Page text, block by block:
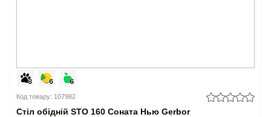
Код товару: 107982
Стіл обідній STO 160 Соната Нью Gerbor